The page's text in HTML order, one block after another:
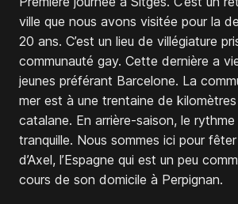
ville que nous avons visitée pour la
20 ans. C’est un lieu de villégiature
communauté gay. Cette dernière a
jeunes préférant Barcelone. La
mer est à une trentaine de
catalane. En arrière-saison, le rythme
tranquille. Nous sommes ici pour fêter
d’Axel, l’Espagne qui est un peu
cours de son domicile à Perpignan.